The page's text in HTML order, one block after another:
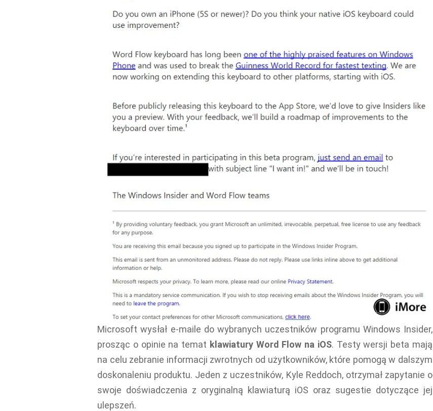
Microsoft wysłał e-maile do wybranych uczestników programu Windows Insider,
prosząc o opinie na temat klawiatury Word Flow na iOS. Testy wersji beta mają
na celu zebranie informacji zwrotnych od użytkowników, które pomogą w dalszym
doskonaleniu produktu. Jeden z uczestników, Kyle Reddoch, otrzymał zapytanie o
swoje doświadczenia z oryginalną klawiaturą iOS oraz sugestie dotyczące jej
ulepszeń.